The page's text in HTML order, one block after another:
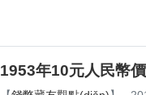
1953年10元人民幣